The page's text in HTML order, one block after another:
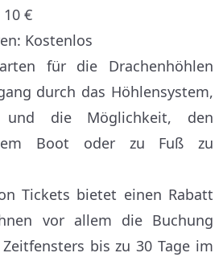
10 €
Kostenlos
für die Drachenhöhlen
durch das Höhlensystem,
und die Möglichkeit, den
Boot oder zu Fuß zu
Tickets bietet einen Rabatt
vor allem die Buchung
bis zu 30 Tage im